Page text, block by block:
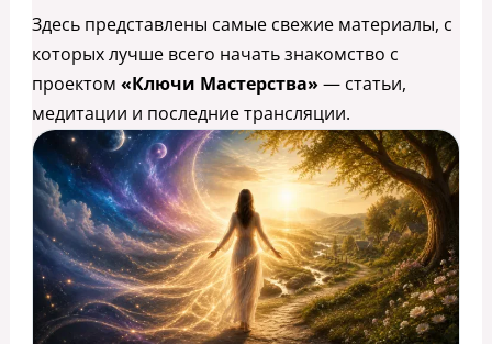
Здесь представлены самые свежие материалы, с
которых лучше всего начать знакомство с
проектом «Ключи Мастерства» — статьи,
медитации и последние трансляции.